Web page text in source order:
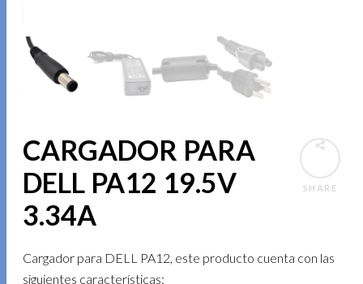
SHARE
CARGADOR PARA
DELL PA12 19.5V
3.34A
Cargador para DELL PA12, este producto cuenta con las
siguientes características: